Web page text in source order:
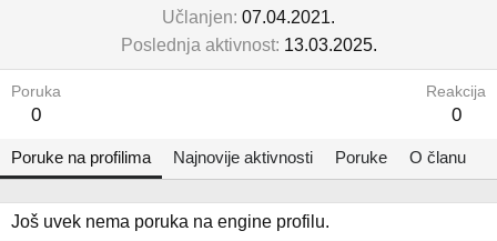
Učlanjen 07.04.2021.
Poslednja aktivnost 13.03.2025.
Poruka
0
Reakcija
0
Poruke na profilima Najnovije aktivnosti Poruke O članu
Još uvek nema poruka na engine profilu.